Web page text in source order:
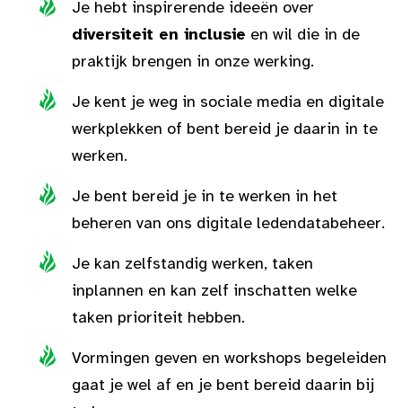
Je hebt inspirerende ideeën over
diversiteit en inclusie en wil die in de
praktijk brengen in onze werking.
Je kent je weg in sociale media en digitale
werkplekken of bent bereid je daarin in te
werken.
Je bent bereid je in te werken in het
beheren van ons digitale ledendatabeheer.
Je kan zelfstandig werken, taken
inplannen en kan zelf inschatten welke
taken prioriteit hebben.
Vormingen geven en workshops begeleiden
gaat je wel af en je bent bereid daarin bij